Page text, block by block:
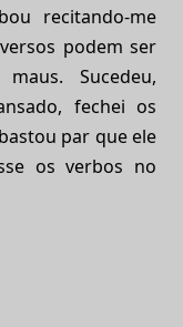
recitando-me
podem ser
Sucedeu,
fechei os
par que ele
os verbos no